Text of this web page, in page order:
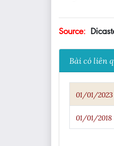
Source:
Bài có liên
01/01/2023
01/01/2018